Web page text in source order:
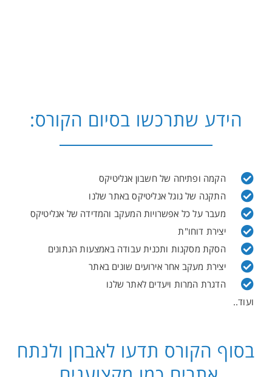
הידע שתרכשו בסיום הקורס:
הקמה ופתיחה של חשבון אנליטיקס
התקנה של גוגל אנליטיקס באתר שלנו
מעבר על כל אפשרויות המעקב והמדידה של אנליטיקס
יצירת דוחו"ת
הסקת מסקנות ותכנית עבודה באמצעות הנתונים
יצירת מעקב אחר אירועים שונים באתר
הדגרת המרות ויעדים לאתר שלנו
ועוד..
בסוף הקורס תדעו לאבחן ולנתח